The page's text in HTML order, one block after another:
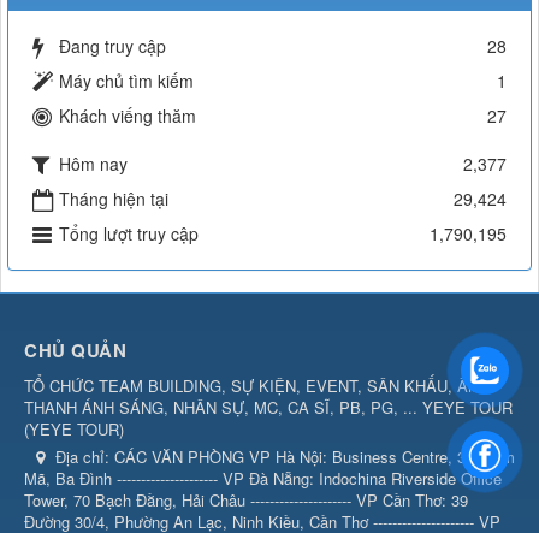
Đang truy cập
28
Máy chủ tìm kiếm
1
Khách viếng thăm
27
Hôm nay
2,377
Tháng hiện tại
29,424
Tổng lượt truy cập
1,790,195
CHỦ QUẢN
TỔ CHỨC TEAM BUILDING, SỰ KIỆN, EVENT, SÂN KHẤU, ÂM
THANH ÁNH SÁNG, NHÂN SỰ, MC, CA SĨ, PB, PG, ... YEYE TOUR
(YEYE TOUR)
Địa chỉ: CÁC VĂN PHÒNG VP Hà Nội: Business Centre, 360 Kim
Mã, Ba Đình --------------------- VP Đà Nẵng: Indochina Riverside Office
Tower, 70 Bạch Đằng, Hải Châu --------------------- VP Cần Thơ: 39
Đường 30/4, Phường An Lạc, Ninh Kiều, Cần Thơ --------------------- VP